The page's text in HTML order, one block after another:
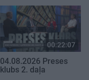
00:22:07
04.08.2026 Preses
klubs 2. daļa